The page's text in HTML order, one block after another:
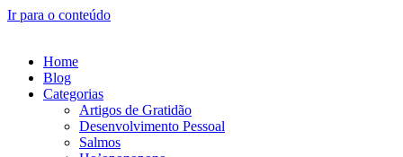
Ir para o conteúdo
Home
Blog
Categorias
Artigos de Gratidão
Desenvolvimento Pessoal
Salmos